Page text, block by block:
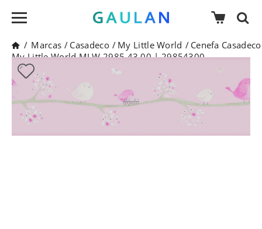
/ Marcas / Casadeco / My Little World / Cenefa Casadeco
My Little World MLW 2985 43 00 | 29854300